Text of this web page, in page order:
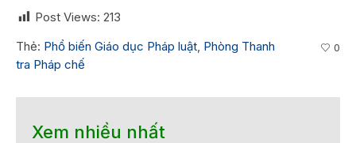
Post Views: 213
Thẻ: Phổ biến Giáo dục Pháp luật, Phòng Thanh
tra Pháp chế
0
Xem nhiều nhất